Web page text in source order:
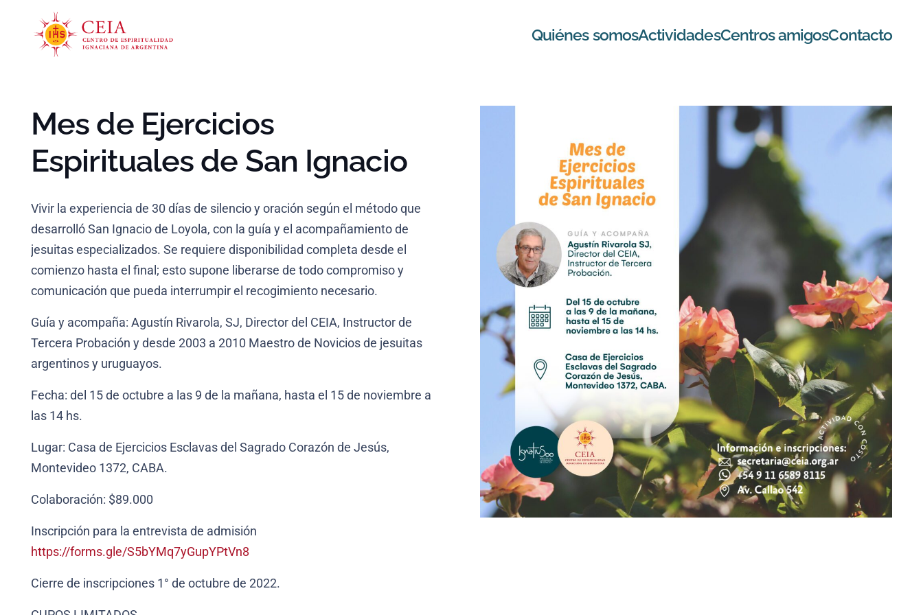
Quiénes somosActividadesCentros amigosContacto
Mes de Ejercicios
Espirituales de San Ignacio
Vivir la experiencia de 30 días de silencio y oración según el método que
desarrolló San Ignacio de Loyola, con la guía y el acompañamiento de
jesuitas especializados. Se requiere disponibilidad completa desde el
comienzo hasta el final; esto supone liberarse de todo compromiso y
comunicación que pueda interrumpir el recogimiento necesario.
Guía y acompaña: Agustín Rivarola, SJ, Director del CEIA, Instructor de
Tercera Probación y desde 2003 a 2010 Maestro de Novicios de jesuitas
argentinos y uruguayos.
Fecha: del 15 de octubre a las 9 de la mañana, hasta el 15 de noviembre a
las 14 hs.
Lugar: Casa de Ejercicios Esclavas del Sagrado Corazón de Jesús,
Montevideo 1372, CABA.
Colaboración: $89.000
Inscripción para la entrevista de admisión
https://forms.gle/S5bYMq7yGupYPtVn8
Cierre de inscripciones 1° de octubre de 2022.